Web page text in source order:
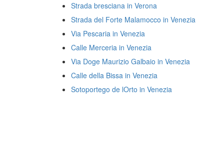
Strada bresciana in Verona
Strada del Forte Malamocco in Venezia
Via Pescaria in Venezia
Calle Merceria in Venezia
Via Doge Maurizio Galbaio in Venezia
Calle della Bissa in Venezia
Sotoportego de lOrto in Venezia